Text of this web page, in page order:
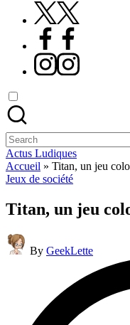
X
Facebook
Instagram
Search
for:
Actus Ludiques
Accueil » Titan, un jeu
Posted
Jeux de société
Titan, un jeu
Posted
by
By GeekLette